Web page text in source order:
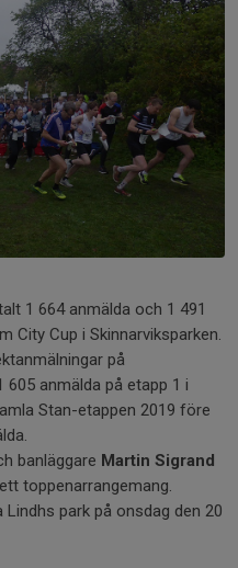
1 664 anmälda och 1 491
City Cup i Skinnarviksparken.
på
605 anmälda på etapp 1 i
Stan-etappen 2019 före
banläggare Martin Sigrand
toppenarrangemang.
park på onsdag den 20